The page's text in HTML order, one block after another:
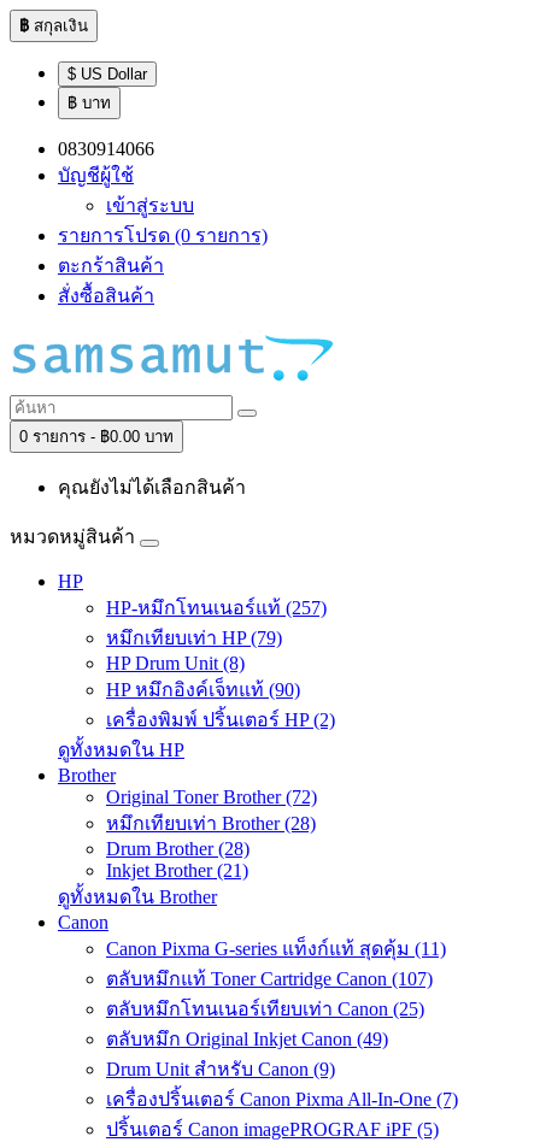
฿ สกุลเงิน
$ US Dollar
฿ บาท
0830914066
บัญชีผู้ใช้
เข้าสู่ระบบ
รายการโปรด (0 รายการ)
ตะกร้าสินค้า
สั่งซื้อสินค้า
0 รายการ - ฿0.00 บาท
คุณยังไม่ได้เลือกสินค้า
หมวดหมู่สินค้า
HP
HP-หมึกโทนเนอร์แท้ (257)
หมึกเทียบเท่า HP (79)
HP Drum Unit (8)
HP หมึกอิงค์เจ็ทแท้ (90)
เครื่องพิมพ์ ปริ้นเตอร์ HP (2)
ดูทั้งหมดใน HP
Brother
Original Toner Brother (72)
หมึกเทียบเท่า Brother (28)
Drum Brother (28)
Inkjet Brother (21)
ดูทั้งหมดใน Brother
Canon
Canon Pixma G-series แท็งก์แท้ สุดคุ้ม (11)
ตลับหมึกแท้ Toner Cartridge Canon (107)
ตลับหมึกโทนเนอร์เทียบเท่า Canon (25)
ตลับหมึก Original Inkjet Canon (49)
Drum Unit สำหรับ Canon (9)
เครื่องปริ้นเตอร์ Canon Pixma All-In-One (7)
ปริ้นเตอร์ Canon imagePROGRAF iPF (5)